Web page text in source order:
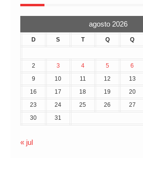
agosto 2026
D S T Q Q
2
3 4 5 6
9
10 11 12 13
16
17 18 19 20
23
24 25 26 27
30
31
« jul